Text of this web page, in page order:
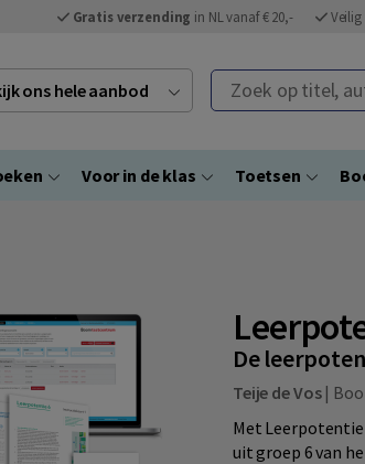
Gratis verzending in NL vanaf € 20,-
ons hele aanbod Zoek op titel,
Voor in de klas Toetsen
De
Teije de Vos|
Met
uit groep 6 van